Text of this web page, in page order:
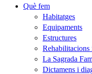
Què fem
Habitatges
Equipaments
Estructures
Rehabilitacions
La Sagrada
Dictamens i